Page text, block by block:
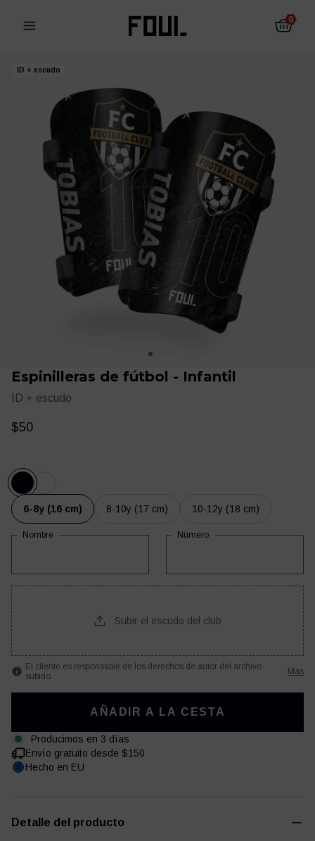
0
Protectores de fútbol Calcetines antideslizantes
Ropa
Diario de fútbol Otro
ID + escudo
Espinilleras de fútbol - Infantil
ID + escudo
$50
6-8y (16 cm) 8-10y (17 cm) 10-12y (18 cm)
Nombre Número
Subir el escudo del club
El cliente es responsable de los derechos de autor del archivo
subido.
Más
AÑADIR A LA CESTA
Producimos en 3 días
Envío gratuito desde $150
Hecho en EU
Detalle del producto